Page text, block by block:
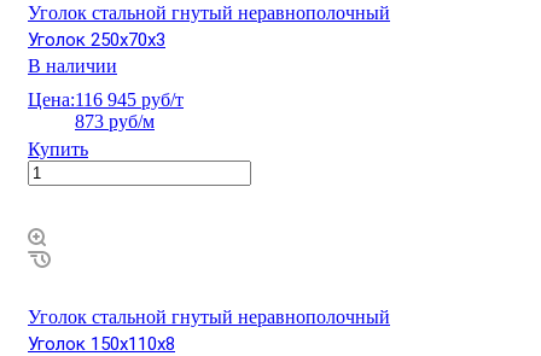
Уголок стальной гнутый неравнополочный
Уголок 250х70х3
В наличии
Цена:116 945 руб/т
873 руб/м
Купить
Уголок стальной гнутый неравнополочный
Уголок 150х110х8